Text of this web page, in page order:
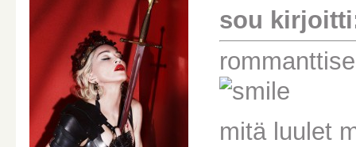
sou
mitä luulet